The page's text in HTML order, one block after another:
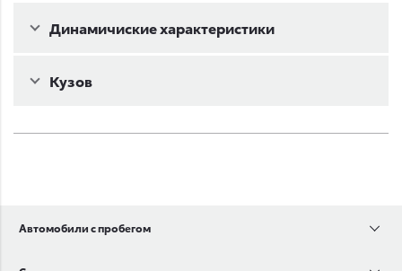
Динамичиские характеристики
Кузов
Автомобили с пробегом